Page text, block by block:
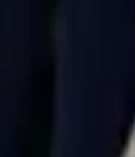
yılında